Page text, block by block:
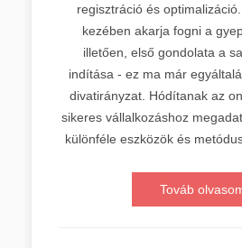
regisztráció és
kezében akarja fogni a
illetően, első gondolata a
indítása - ez ma már
divatirányzat. Hódítanak az
sikeres vállalkozáshoz
különféle eszközök és
Továb